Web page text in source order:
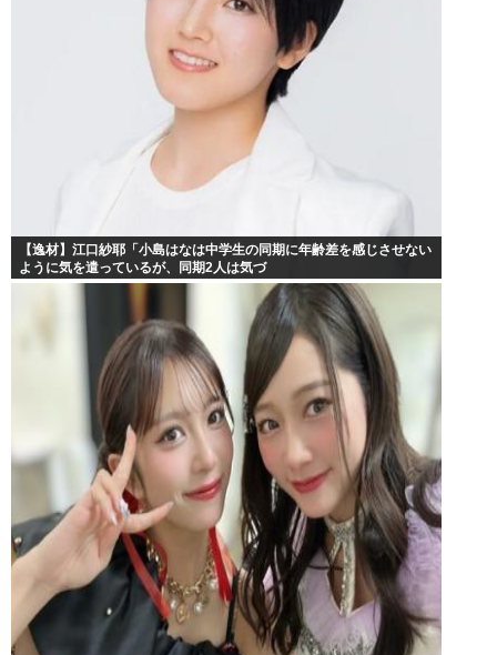
【逸材】江口紗耶「小島はなは中学生の同期に年齢差を感じさせない
ように気を遣っているが、同期2人は気づ